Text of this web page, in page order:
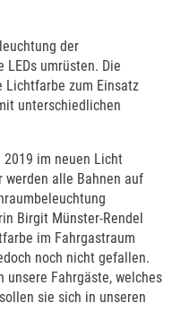
der
LEDs umrüsten. Die
Lichtfarbe zum Einsatz
unterschiedlichen
2019 im neuen Licht
werden alle Bahnen auf
Birgit Münster-Rendel
im Fahrgastraum
noch nicht gefallen.
unsere Fahrgäste, welches
sie sich in unseren